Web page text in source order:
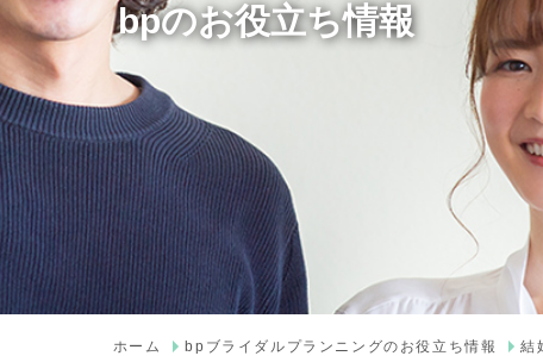
bpのお役立ち情報
ホーム bpブライダルプランニングのお役立ち情報 結